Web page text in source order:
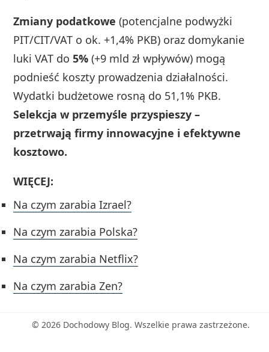
Zmiany podatkowe (potencjalne podwyżki
PIT/CIT/VAT o ok. +1,4% PKB) oraz domykanie
luki VAT do5% (+9 mld zł wpływów) mogą
podnieść koszty prowadzenia działalności.
Wydatki budżetowe rosną do 51,1% PKB.
Selekcja w przemyśle przyspieszy –
przetrwają firmy innowacyjne i efektywne
kosztowo.
WIĘCEJ:
Na czym zarabia Izrael?
Na czym zarabia Polska?
Na czym zarabia Netflix?
Na czym zarabia Zen?
© 2026 Dochodowy Blog. Wszelkie prawa zastrzeżone.